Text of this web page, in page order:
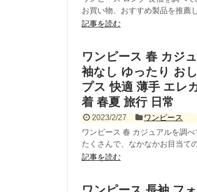
お買い物、おすすめ製品を推薦
記事を読む
ワンピース 春 カジ
袖なし ゆったり お
プス 快適 薄手 エレ
着 春夏 旅行 日常
2023/2/27
ワンピース
ワンピース 春 カジュアルを調
たくさんで、なかなかお目当て
記事を読む